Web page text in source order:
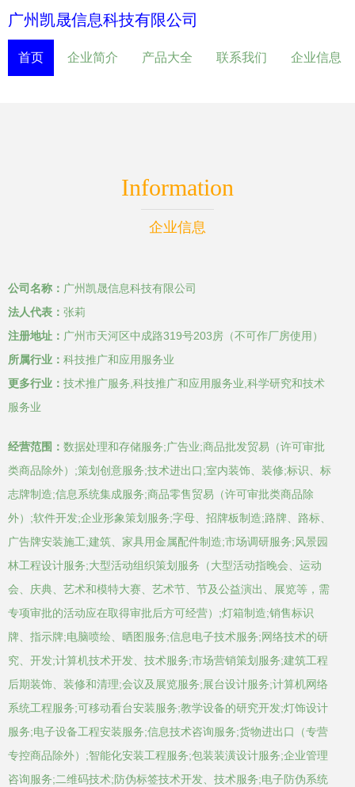
广州凯晟信息科技有限公司
首页 企业简介 产品大全 联系我们 企业信息
Information
企业信息
公司名称： 广州凯晟信息科技有限公司
法人代表： 张莉
注册地址： 广州市天河区中成路319号203房（不可作厂房使用）
所属行业： 科技推广和应用服务业
更多行业： 技术推广服务,科技推广和应用服务业,科学研究和技术
服务业
经营范围： 数据处理和存储服务;广告业;商品批发贸易（许可审批
类商品除外）;策划创意服务;技术进出口;室内装饰、装修;标识、标
志牌制造;信息系统集成服务;商品零售贸易（许可审批类商品除
外）;软件开发;企业形象策划服务;字母、招牌板制造;路牌、路标、
广告牌安装施工;建筑、家具用金属配件制造;市场调研服务;风景园
林工程设计服务;大型活动组织策划服务（大型活动指晚会、运动
会、庆典、艺术和模特大赛、艺术节、节及公益演出、展览等，需
专项审批的活动应在取得审批后方可经营）;灯箱制造;销售标识
牌、指示牌;电脑喷绘、晒图服务;信息电子技术服务;网络技术的研
究、开发;计算机技术开发、技术服务;市场营销策划服务;建筑工程
后期装饰、装修和清理;会议及展览服务;展台设计服务;计算机网络
系统工程服务;可移动看台安装服务;教学设备的研究开发;灯饰设计
服务;电子设备工程安装服务;信息技术咨询服务;货物进出口（专营
专控商品除外）;智能化安装工程服务;包装装潢设计服务;企业管理
咨询服务;二维码技术;防伪标签技术开发、技术服务;电子防伪系统